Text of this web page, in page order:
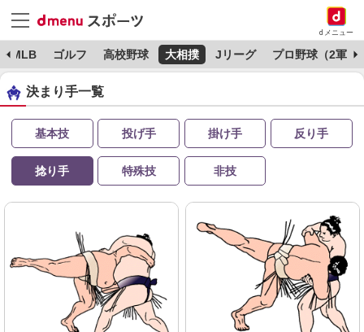
dメニュー
MLB ゴルフ 高校野球 大相撲 Jリーグ プロ野球（2軍）
決まり手一覧
基本技 投げ手 掛け手 反り手
捻り手 特殊技 非技